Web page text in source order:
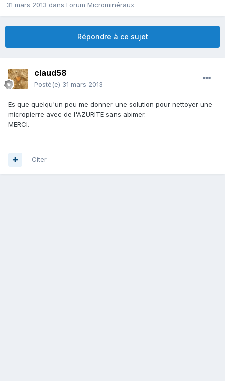
31 mars 2013 dans Forum Microminéraux
Répondre à ce sujet
claud58
Posté(e) 31 mars 2013
Es que quelqu'un peu me donner une solution pour nettoyer une
micropierre avec de l'AZURITE sans abimer.
MERCI.
Citer